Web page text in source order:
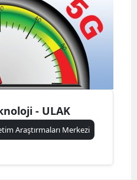
- ULAK
Araştırmaları Merkezi